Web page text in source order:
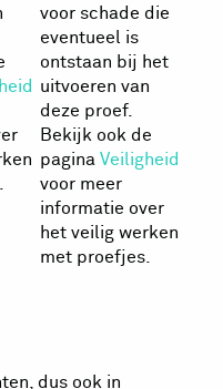
voor schade die
eventueel is
ontstaan bij het
uitvoeren van
deze proef.
Bekijk ook de
pagina Veiligheid
voor meer
informatie over
het veilig werken
met proefjes.
dus ook in